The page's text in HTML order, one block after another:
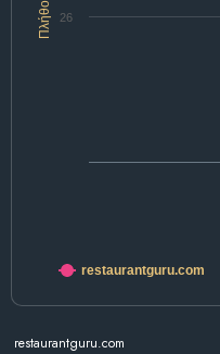
Πλήθος 26
restaurantguru.com
restaurantguru.com